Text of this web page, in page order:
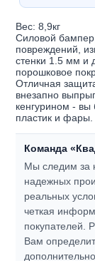
Вес: 8,9кг
Силовой
повреждений,
стенки 1.5 мм и
порошковое
Отличная
внезапно
кенгурином - вы
пластик и фары.
Команда
Мы следим за
надежных
реальных
четкая
покупателей.
Вам